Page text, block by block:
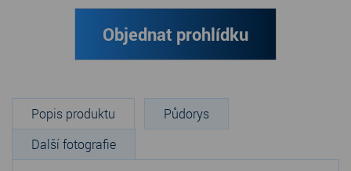
Objednat prohlídku
Popis produktu
Půdorys
Další fotografie